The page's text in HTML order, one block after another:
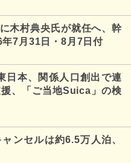
木村典央氏が就任へ、幹
7月31日・8月7日付
日本、関係人口創出で連
、「ご当地Suica」の検
ンセルは約6.5万人泊、